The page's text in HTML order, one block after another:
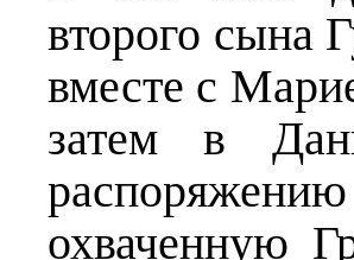
второго сына
вместе с
затем в
охваченную